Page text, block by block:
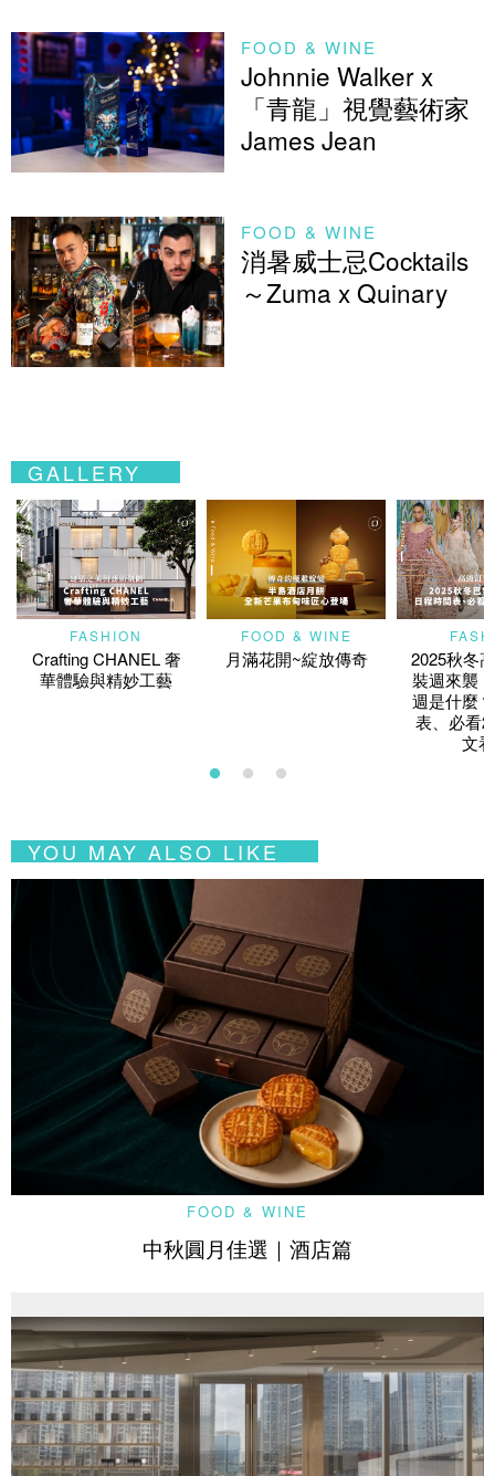
FOOD & WINE
Johnnie Walker x
「青龍」視覺藝術家
James Jean
FOOD & WINE
消暑威士忌Cocktails
～Zuma x Quinary
GALLERY
FASHION
Crafting CHANEL 奢
華體驗與精妙工藝
FOOD & WINE
月滿花開~綻放傳奇
2025秋冬
裝週來襲
週是什麼
表、必看
文
YOU MAY ALSO LIKE
FOOD & WINE
中秋圓月佳選｜酒店篇